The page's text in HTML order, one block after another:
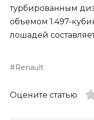
турбированным
объемом 1.497-
лошадей
Renault
Оцените статью